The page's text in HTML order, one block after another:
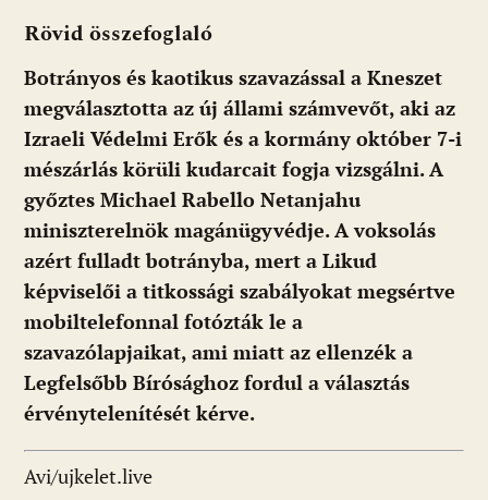
e
b
o
o
k
er at
s
A
p
p
d
di
t
l m
e
g
Rövid összefoglaló
Botrányos és kaotikus szavazással a Kneszet
megválasztotta az új állami számvevőt, aki az
Izraeli Védelmi Erők és a kormány október 7-i
mészárlás körüli kudarcait fogja vizsgálni. A
győztes Michael Rabello Netanjahu
miniszterelnök magánügyvédje. A voksolás
azért fulladt botrányba, mert a Likud
képviselői a titkossági szabályokat megsértve
mobiltelefonnal fotózták le a
szavazólapjaikat, ami miatt az ellenzék a
Legfelsőbb Bírósághoz fordul a választás
érvénytelenítését kérve.
Avi/ujkelet.live